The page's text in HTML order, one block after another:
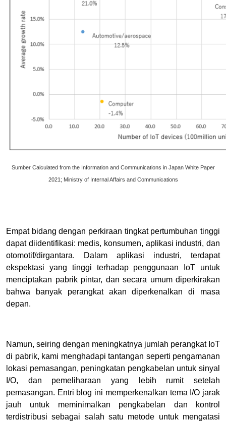
Sumber Calculated from the Information and Communications in Japan White Paper
2021; Ministry of Internal Affairs and Communications
Empat bidang dengan perkiraan tingkat pertumbuhan tinggi
dapat diidentifikasi: medis, konsumen, aplikasi industri, dan
otomotif/dirgantara. Dalam aplikasi industri, terdapat
ekspektasi yang tinggi terhadap penggunaan IoT untuk
menciptakan pabrik pintar, dan secara umum diperkirakan
bahwa banyak perangkat akan diperkenalkan di masa
depan.
Namun, seiring dengan meningkatnya jumlah perangkat IoT
di pabrik, kami menghadapi tantangan seperti pengamanan
lokasi pemasangan, peningkatan pengkabelan untuk sinyal
I/O, dan pemeliharaan yang lebih rumit setelah
pemasangan. Entri blog ini memperkenalkan tema I/O jarak
jauh untuk meminimalkan pengkabelan dan kontrol
terdistribusi sebagai salah satu metode untuk mengatasi